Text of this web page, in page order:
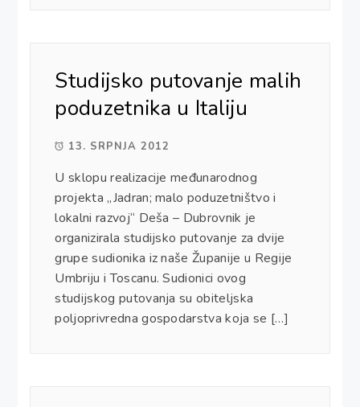
Studijsko putovanje malih
poduzetnika u Italiju
13. SRPNJA 2012
U sklopu realizacije međunarodnog
projekta „Jadran; malo poduzetništvo i
lokalni razvoj“ Deša – Dubrovnik je
organizirala studijsko putovanje za dvije
grupe sudionika iz naše Županije u Regije
Umbriju i Toscanu. Sudionici ovog
studijskog putovanja su obiteljska
poljoprivredna gospodarstva koja se […]